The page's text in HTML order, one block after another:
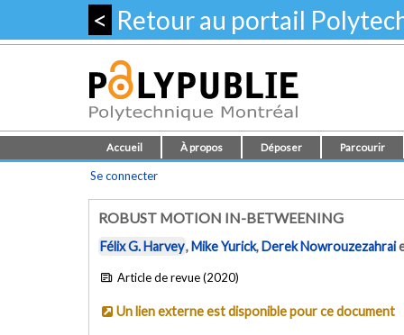
< Retour au portail
Accueil À propos Déposer Parcourir
Se connecter
ROBUST MOTION IN-BETWEENING
Félix G. Harvey,Mike Yurick,Derek Nowrouzezahrai
Article de revue (2020)
Un lien externe est disponible pour ce document